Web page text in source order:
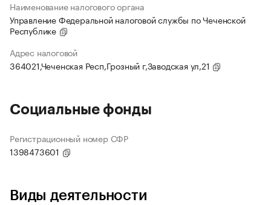
Наименование налогового органа
Управление Федеральной налоговой службы по Чеченской
Республике
Адрес налоговой
364021,Чеченская Респ,Грозный г,Заводская ул,21
Социальные фонды
Регистрационный номер СФР
1398473601
Виды деятельности